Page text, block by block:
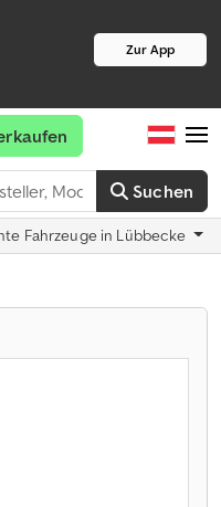
Zur App
Suchen
Fahrzeuge in Lübbecke